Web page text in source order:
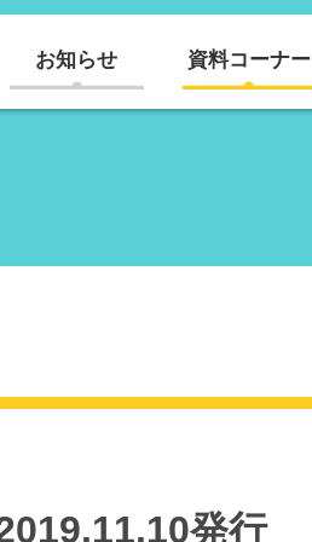
お知らせ 資料コーナー
発行